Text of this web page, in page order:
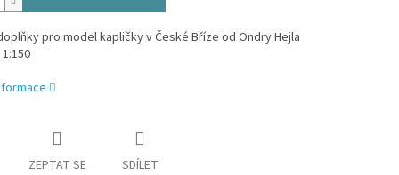
pro model kapličky v České Bříze od Ondry Hejla
ZEPTAT SE SDÍLET